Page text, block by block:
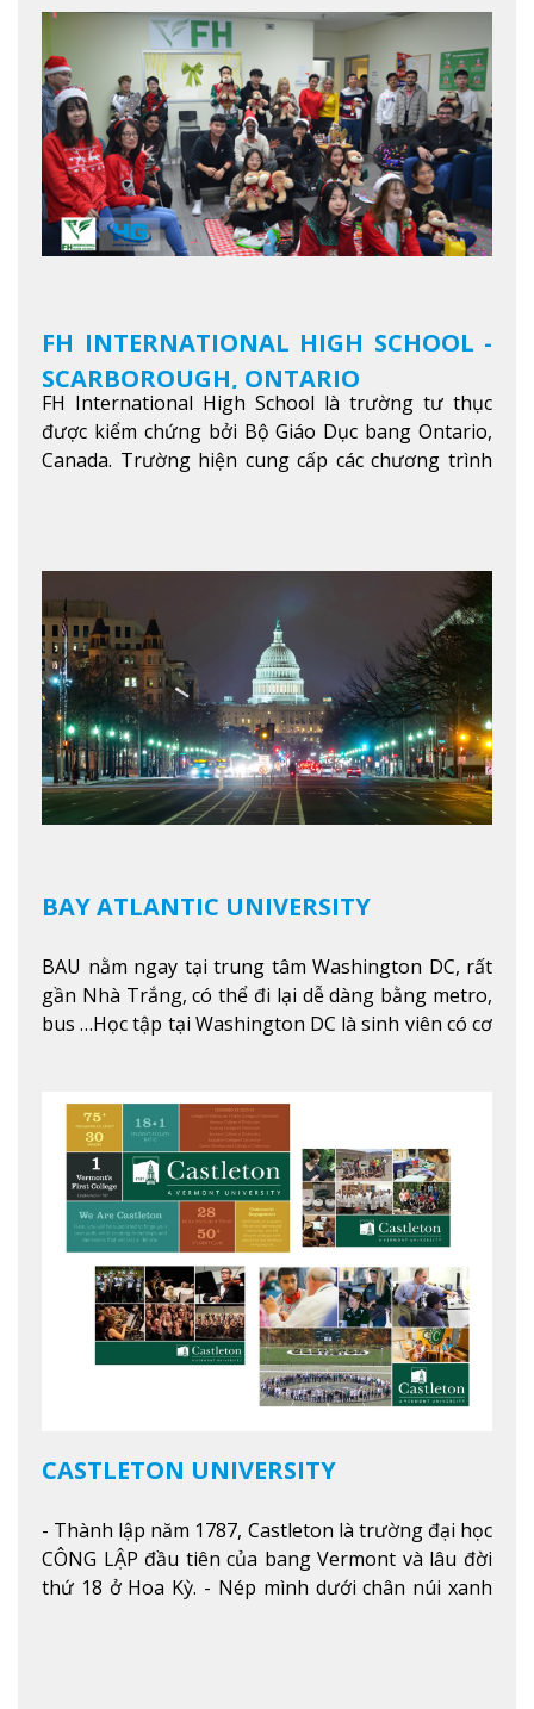
FH INTERNATIONAL HIGH SCHOOL -
SCARBOROUGH, ONTARIO
FH International High School là trường tư thục
được kiểm chứng bởi Bộ Giáo Dục bang Ontario,
Canada. Trường hiện cung cấp các chương trình
nhanh chóng môi trường học tại Canada.Xem
thêm
BAY ATLANTIC UNIVERSITY
BAU nằm ngay tại trung tâm Washington DC, rất
gần Nhà Trắng, có thể đi lại dễ dàng bằng metro,
bus …Học tập tại Washington DC là sinh viên có cơ
nghiệp ở Mỹ, #7 thành phố an toàn nhất trên Thế
Xem thêm
CASTLETON UNIVERSITY
- Thành lập năm 1787, Castleton là trường đại học
CÔNG LẬP đầu tiên của bang Vermont và lâu đời
thứ 18 ở Hoa Kỳ. - Nép mình dưới chân núi xanh